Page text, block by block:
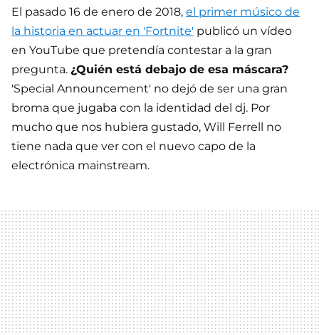
El pasado 16 de enero de 2018, el primer músico de
la historia en actuar en 'Fortnite' publicó un vídeo
en YouTube que pretendía contestar a la gran
pregunta. ¿Quién está debajo de esa máscara?
'Special Announcement' no dejó de ser una gran
broma que jugaba con la identidad del dj. Por
mucho que nos hubiera gustado, Will Ferrell no
tiene nada que ver con el nuevo capo de la
electrónica mainstream.